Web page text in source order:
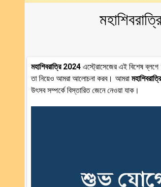
মহাশিবরাত্রি 2024এস্ট্রোসেজের এই বিশেষ ব্লগে
তা নিয়েও আমরা আলোচনা করব। আমরা
উৎসব সম্পর্কে বিস্তারিত জেনে নেওয়া যাক।